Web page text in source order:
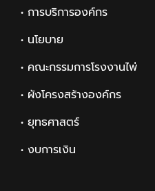
• การบริการองค์กร
• นโยบาย
• คณะกรรมการโรงงานไพ่
• ผังโครงสร้างองค์กร
• ยุทธศาสตร์
• งบการเงิน